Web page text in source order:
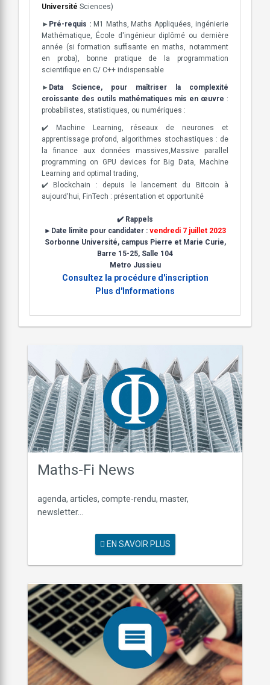
Université Sciences)
► Pré-requis : M1 Maths, Maths Appliquées, ingénierie
Mathématique, École d'ingénieur diplômé ou dernière
année (si formation suffisante en maths, notamment
en proba), bonne pratique de la programmation
scientifique en C/ C++ indispensable
► Data Science, pour maîtriser la complexité
croissante des outils mathématiques mis en œuvre :
probabilistes, statistiques, ou numériques :
✔️ Machine Learning, réseaux de neurones et
apprentissage profond, algorithmes stochastiques : de
la finance aux données massives,Massive parallel
programming on GPU devices for Big Data, Machine
Learning and optimal trading,
✔️ Blockchain : depuis le lancement du Bitcoin à
aujourd'hui, FinTech : présentation et opportunité
✔️ Rappels
►Date limite pour candidater : vendredi 7 juillet 2023
Sorbonne Université, campus Pierre et Marie Curie,
Barre 15-25, Salle 104
Metro Jussieu
Consultez la procédure d'inscription
Plus d'Informations
Maths-Fi News
agenda, articles, compte-rendu, master,
newsletter...
EN SAVOIR PLUS